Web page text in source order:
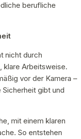
berufliche
nicht durch
klare Arbeitsweise.
vor der Kamera –
gibt und
mit einem klaren
So entstehen